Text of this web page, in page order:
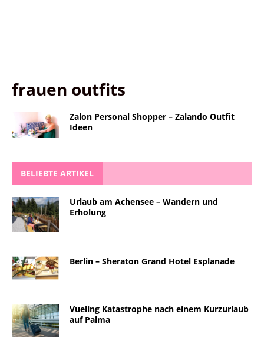
frauen outfits
Zalon Personal Shopper – Zalando Outfit
Ideen
BELIEBTE ARTIKEL
Urlaub am Achensee – Wandern und
Erholung
Berlin – Sheraton Grand Hotel Esplanade
Vueling Katastrophe nach einem Kurzurlaub
auf Palma